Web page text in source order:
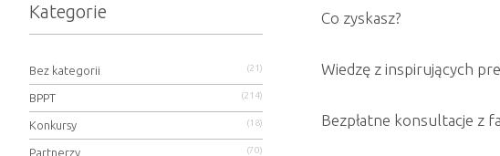
Co zyskasz?
Wiedzę z inspirujących
Bezpłatne konsultacje z
Kategorie
Bez kategorii (21)
BPPT (214)
Konkursy (18)
Partnerzy (70)